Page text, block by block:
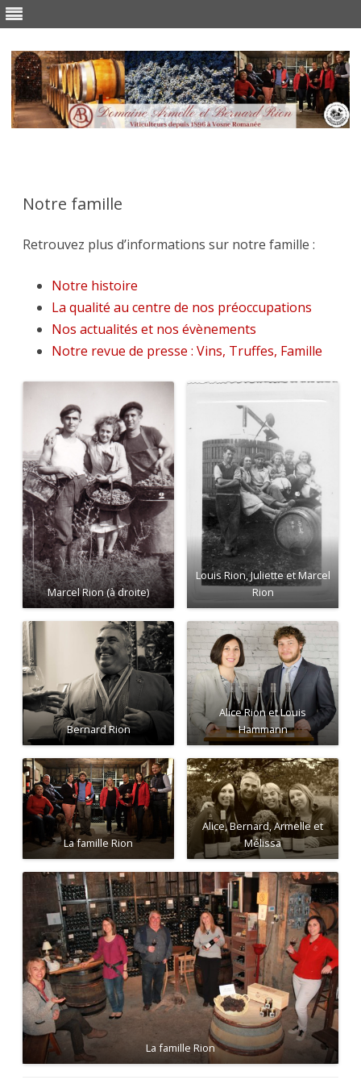
Notre famille
Retrouvez plus d’informations sur notre famille :
Notre histoire
La qualité au centre de nos préoccupations
Nos actualités et nos évènements
Notre revue de presse : Vins, Truffes, Famille
Marcel Rion (à droite)
Louis Rion, Juliette et Marcel
Rion
Bernard Rion
Alice Rion et Louis
Hammann
La famille Rion
Alice, Bernard, Armelle et
Mélissa
La famille Rion